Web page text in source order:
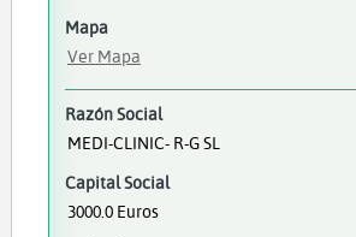
Mapa
Ver Mapa
Razón Social
MEDI-CLINIC- R-G SL
Capital Social
3000.0 Euros